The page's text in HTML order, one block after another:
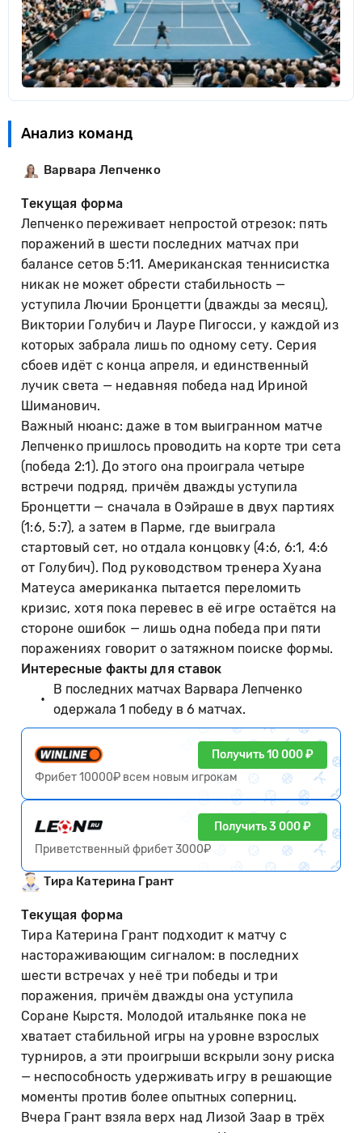
Анализ команд
Варвара Лепченко
Текущая форма
Лепченко переживает непростой отрезок: пять
поражений в шести последних матчах при
балансе сетов 5:11. Американская теннисистка
никак не может обрести стабильность —
уступила Лючии Бронцетти (дважды за месяц),
Виктории Голубич и Лауре Пигосси, у каждой из
которых забрала лишь по одному сету. Серия
сбоев идёт с конца апреля, и единственный
лучик света — недавняя победа над Ириной
Шиманович.
Важный нюанс: даже в том выигранном матче
Лепченко пришлось проводить на корте три сета
(победа 2:1). До этого она проиграла четыре
встречи подряд, причём дважды уступила
Бронцетти — сначала в Оэйраше в двух партиях
(1:6, 5:7), а затем в Парме, где выиграла
стартовый сет, но отдала концовку (4:6, 6:1, 4:6
от Голубич). Под руководством тренера Хуана
Матеуса американка пытается переломить
кризис, хотя пока перевес в её игре остаётся на
стороне ошибок — лишь одна победа при пяти
поражениях говорит о затяжном поиске формы.
Интересные факты для ставок
В последних матчах Варвара Лепченко
одержала 1 победу в 6 матчах.
Получить 10 000 ₽
Фрибет 10000₽ всем новым игрокам
Получить 3 000 ₽
Приветственный фрибет 3000₽
Тира Катерина Грант
Текущая форма
Тира Катерина Грант подходит к матчу с
настораживающим сигналом: в последних
шести встречах у неё три победы и три
поражения, причём дважды она уступила
Соране Кырстя. Молодой итальянке пока не
хватает стабильной игры на уровне взрослых
турниров, а эти проигрыши вскрыли зону риска
— неспособность удерживать игру в решающие
моменты против более опытных соперниц.
Вчера Грант взяла верх над Лизой Заар в трёх